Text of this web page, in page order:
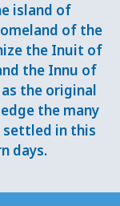
island of
of the
the Inuit of
the Innu of
the original
the many
settled in this
days.